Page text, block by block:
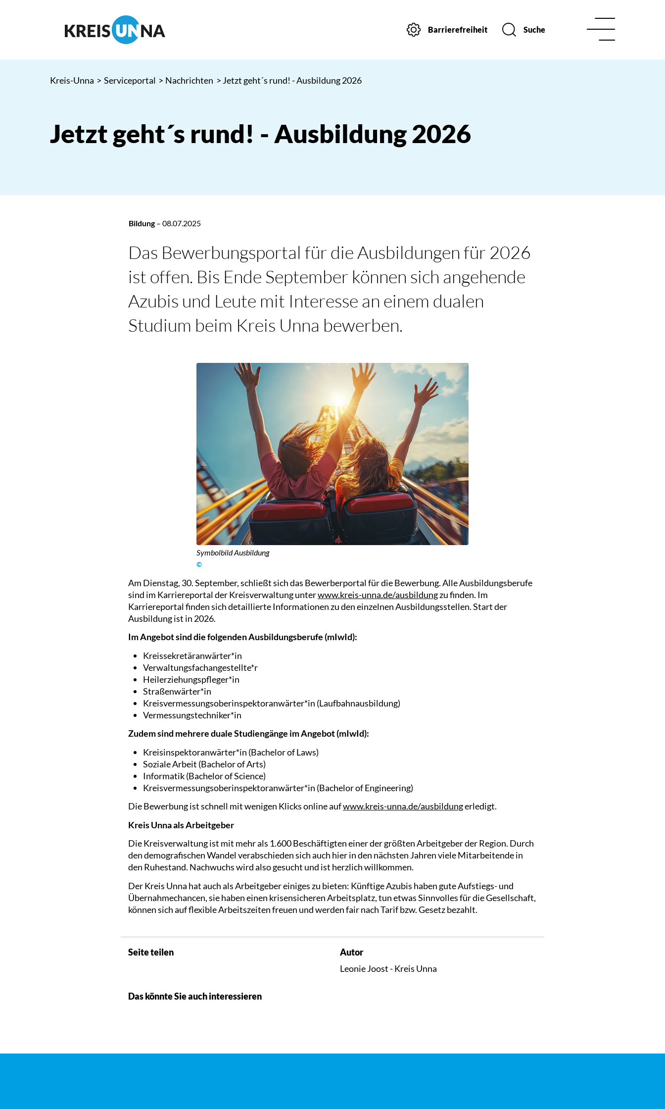
Barrierefreiheit Suche
Kreis-Unna > Serviceportal > Nachrichten > Jetzt geht´s rund! - Ausbildung 2026
Jetzt geht´s rund! - Ausbildung 2026
Bildung– 08.07.2025
Das Bewerbungsportal für die Ausbildungen für 2026
ist offen. Bis Ende September können sich angehende
Azubis und Leute mit Interesse an einem dualen
Studium beim Kreis Unna bewerben.
Symbolbild Ausbildung
©
Am Dienstag, 30. September, schließt sich das Bewerberportal für die Bewerbung. Alle Ausbildungsberufe
sind im Karriereportal der Kreisverwaltung unterwww.kreis-unna.de/ausbildungzu finden. Im
Karriereportal finden sich detaillierte Informationen zu den einzelnen Ausbildungsstellen. Start der
Ausbildung ist in 2026.
Im Angebot sind die folgenden Ausbildungsberufe (mIwId):
Kreissekretäranwärter*in
Verwaltungsfachangestellte*r
Heilerziehungspfleger*in
Straßenwärter*in
Kreisvermessungsoberinspektoranwärter*in (Laufbahnausbildung)
Vermessungstechniker*in
Zudem sind mehrere duale Studiengänge im Angebot (mIwId):
Kreisinspektoranwärter*in (Bachelor of Laws)
Soziale Arbeit (Bachelor of Arts)
Informatik (Bachelor of Science)
Kreisvermessungsoberinspektoranwärter*in (Bachelor of Engineering)
Die Bewerbung ist schnell mit wenigen Klicks online aufwww.kreis-unna.de/ausbildungerledigt.
Kreis Unna als Arbeitgeber
Die Kreisverwaltung ist mit mehr als 1.600 Beschäftigten einer der größten Arbeitgeber der Region. Durch
den demografischen Wandel verabschieden sich auch hier in den nächsten Jahren viele Mitarbeitende in
den Ruhestand. Nachwuchs wird also gesucht und ist herzlich willkommen.
Der Kreis Unna hat auch als Arbeitgeber einiges zu bieten: Künftige Azubis haben gute Aufstiegs- und
Übernahmechancen, sie haben einen krisensicheren Arbeitsplatz, tun etwas Sinnvolles für die Gesellschaft,
können sich auf flexible Arbeitszeiten freuen und werden fair nach Tarif bzw. Gesetz bezahlt.
Seite teilen
Autor
Leonie Joost - Kreis Unna
Das könnte Sie auch interessieren